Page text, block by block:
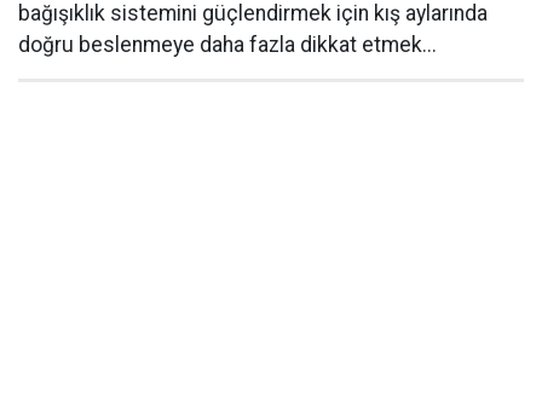
bağışıklık sistemini güçlendirmek için kış aylarında
doğru beslenmeye daha fazla dikkat etmek...